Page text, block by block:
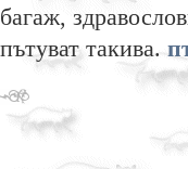
багаж,
пътуват такива.